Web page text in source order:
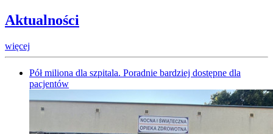
Aktualności
więcej
Pół miliona dla szpitala. Poradnie bardziej dostępne dla
pacjentów